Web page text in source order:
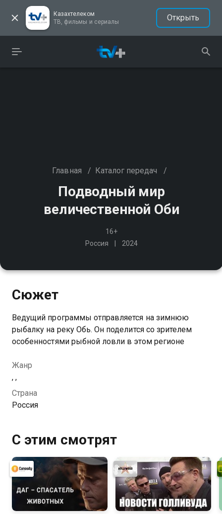
Казахтелеком
ТВ, фильмы и сериалы
Открыть
Главная / Каталог передач /
Подводный мир
величественной Оби
16+
Россия
2024
Сюжет
Ведущий программы отправляется на зимнюю
рыбалку на реку Обь. Он поделится со зрителем
особенностями рыбной ловли в этом регионе
Жанр
, ,
Страна
Россия
С этим смотрят